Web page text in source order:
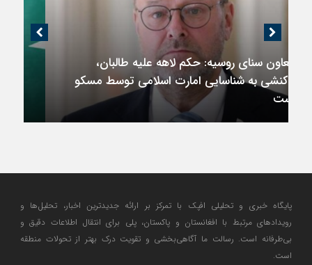
اندیشکده آمریکایی: حمایت پاکستان از ایران
نمادین بود؛ واشنگتن در حال فعال‌سازی نقش
امنیتی جدید اسلام‌آباد
پایگاه خبری و تحلیلی افپک با تمرکز بر ارائه جدیدترین اخبار، تحلیل‌ها و
رویدادهای مرتبط با افغانستان و پاکستان، پلی برای انتقال اطلاعات دقیق و
بی‌طرفانه است. رسالت ما آگاهی‌بخشی و تقویت درک بهتر از تحولات منطقه
است.